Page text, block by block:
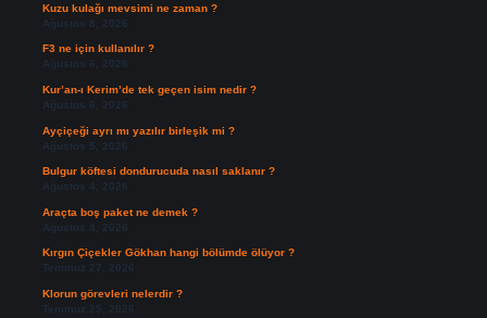
Kuzu kulağı mevsimi ne zaman ?
Ağustos 8, 2026
F3 ne için kullanılır ?
Ağustos 6, 2026
Kur’an-ı Kerim’de tek geçen isim nedir ?
Ağustos 6, 2026
Ayçiçeği ayrı mı yazılır birleşik mi ?
Ağustos 5, 2026
Bulgur köftesi dondurucuda nasıl saklanır ?
Ağustos 4, 2026
Araçta boş paket ne demek ?
Ağustos 4, 2026
Kırgın Çiçekler Gökhan hangi bölümde ölüyor ?
Temmuz 27, 2026
Klorun görevleri nelerdir ?
Temmuz 25, 2026